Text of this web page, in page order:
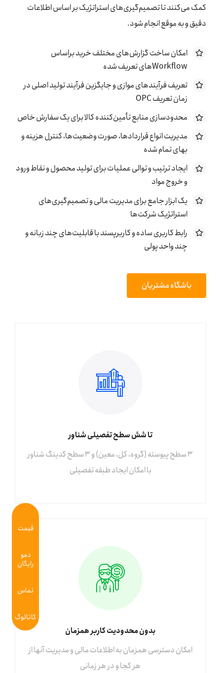
کمک می‌کنند تا تصمیم‌گیری‌های استراتژیک بر اساس اطلاعات
دقیق و به موقع انجام شود.
امکان ساخت گزارش‌های مختلف خرید براساس
Workflowهای تعریف شده
تعریف فرآیندهای موازی و جایگزین فرآیند تولید اصلی در
زمان تعریف OPC
محدودسازی منابع تأمین‌کننده کالا برای یک سفارش خاص
مدیریت انواع قراردادها، صورت وضعیت‌ها، کنترل هزینه و
بهای تمام شده
ایجاد ترتیب و توالی عملیات برای تولید محصول و نقاط ورود
و خروج مواد
یک ابزار جامع برای مدیریت مالی و تصمیم‌گیری‌های
استراتژیک شرکت‌ها
رابط کاربری ساده و کاربرپسند با قابلیت‌های چند زبانه و
چند واحد پولی
باشگاه مشتریان
تا شش سطح تفصیلی شناور
۳ سطح پیوسته (گروه، کل، معین) و 3 سطح کدینگ شناور
با امکان ایجاد طبقه تفصیلی
بدون محدودیت کاربر همزمان
امکان دسترسی همزمان به اطلاعات مالی و مدیریت آنها از
هر کجا و در هر زمانی
قیمت
دمو
رایگان
تماس
کاتالوگ